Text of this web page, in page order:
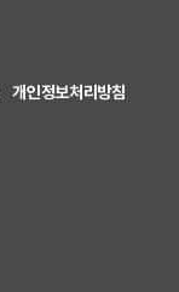
개인정보처리방침